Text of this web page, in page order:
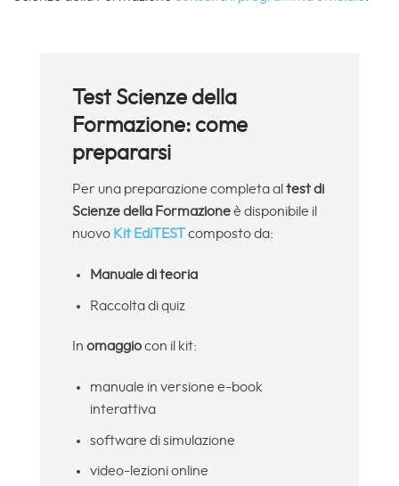
Test Scienze della
Formazione: come
prepararsi
Per una preparazione completa al test di
Scienze della Formazioneè disponibile il
nuovo Kit EdiTESTcomposto da:
Manuale di teoria
Raccolta di quiz
In omaggiocon il kit:
manuale in versione e-book
interattiva
software di simulazione
video-lezioni online